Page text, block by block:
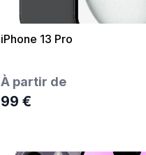
iPhone 13 Pro
À partir de
99 €